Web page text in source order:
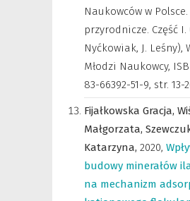
Naukowców w
przyrodnicze. Część I.
Nyćkowiak, J. Leśny),
Młodzi Naukowcy,
83-66392-51-9, str. 13-
Fijałkowska Gracja,
Małgorzata,
Katarzyna, 2020,
budowy minerałów
na mechanizm